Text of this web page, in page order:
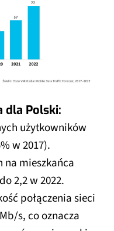
dla Polski:
użytkowników
w 2017).
na mieszka­ńca
2,2 w 2022.
połączenia sieci
s, co oznacza